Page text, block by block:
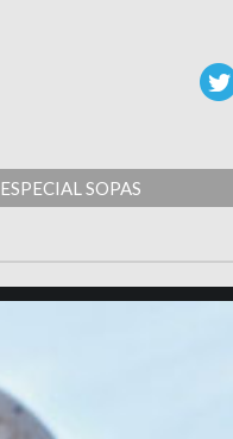
ESPECIAL SOPAS